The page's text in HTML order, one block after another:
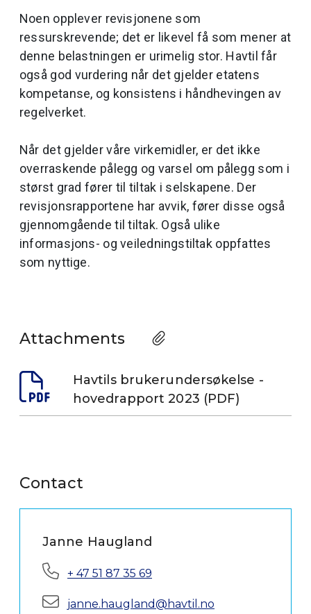
Noen opplever revisjonene som
ressurskrevende; det er likevel få som mener at
denne belastningen er urimelig stor. Havtil får
også god vurdering når det gjelder etatens
kompetanse, og konsistens i håndhevingen av
regelverket.
Når det gjelder våre virkemidler, er det ikke
overraskende pålegg og varsel om pålegg som i
størst grad fører til tiltak i selskapene. Der
revisjonsrapportene har avvik, fører disse også
gjennomgående til tiltak. Også ulike
informasjons- og veiledningstiltak oppfattes
som nyttige.
Attachments
Havtils brukerundersøkelse -
hovedrapport 2023 (PDF)
Contact
Janne Haugland
Phone:+ 47 51 87 35 69
E-mail:janne.haugland@havtil.no